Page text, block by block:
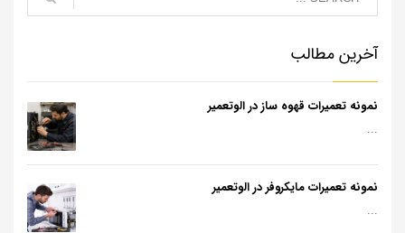
آخرین مطالب
نمونه تعمیرات قهوه ساز در الوتعمیر
...
نمونه تعمیرات مایکروفر در الوتعمیر
...